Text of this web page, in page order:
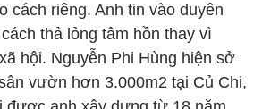
cách riêng. Anh tin vào duyên
thả lỏng tâm hồn thay vì
hội. Nguyễn Phi Hùng hiện sở
vườn hơn 3.000m2 tại Củ Chi,